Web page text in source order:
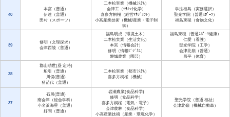
40
本宮（普通）
伊達（普通）
田村（スポーツ）
二本松実業（機械ｼｽﾃﾑ）
会津工（ｾﾗﾐｯｸ化学）
喜多方桐桜（経営ﾏﾈｼﾞﾒﾝﾄ）
小高産業技術（機械/産業・電子制
御）
学法福島（実務選択）
聖光学院（普通ｽﾎﾟｰﾂ）
福島東稜（食物文化）
39
修明（文理探求）
会津西陵（普通）
福島明成（環境土木）
二本松実業（生活文化）
本宮（情報会計）
修明（情報ﾋﾞｼﾞﾈｽ）
磐城農業（園芸）
福島東稜（普通ｽﾎﾟｰﾂ健康）
仁愛（看護）
聖光学院（工学）
会津北嶺（普通）
昌平（体育）
38
郡山萌世(昼 定時)
船引（普通）
川俣(普通)
猪苗代（普通）
二本松実業（都市ｼｽﾃﾑ）
喜多方桐桜（機械）
37
石川(普通)
南会津（総合学科）
小名浜海星（普通）
好間（普通）
岩瀬農業(食品科学)
修明（食品科学）
喜多方桐桜（電気・電子）
会津農林（食品科学）
小高産業技術（産業・環境化学）
聖光学院（普通 福祉）
会津北嶺（機械自動車）